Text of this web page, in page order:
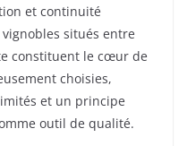
et continuité
situés entre
constituent le cœur de
choisies,
et un principe
outil de qualité.